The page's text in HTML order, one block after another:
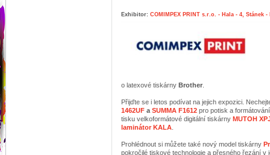
Exhibitor: COMIMPEX PRINT s.r.o. - Hala - 4, Stánek -
o latexové tiskárny Brother
Přijďte se i letos podívat na jejich expozici.
1462UF a SUMMA F1612 pro potisk a
tisku velkoformátové digitální tiskárny MUTOH
laminátor KALA
Prohlédnout si můžete také nový model tiskárny
pokročilé tiskové technologie a přesného řezání v